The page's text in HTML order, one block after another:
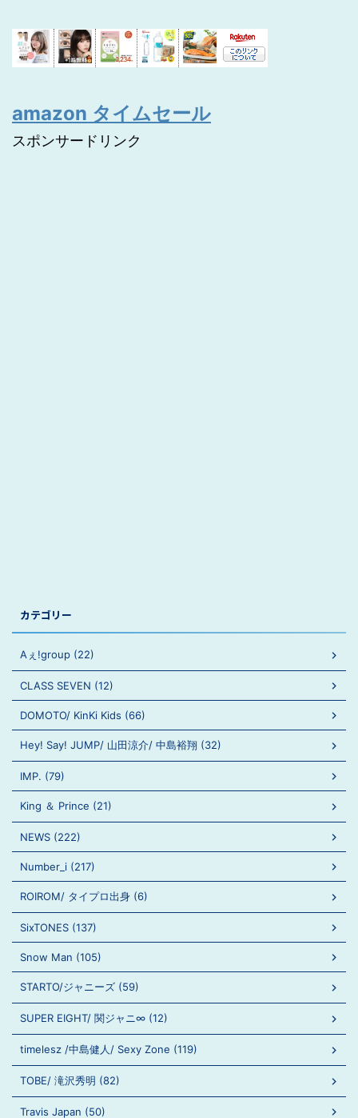
amazon タイムセール
スポンサードリンク
カテゴリー
Aぇ!group (22)
CLASS SEVEN (12)
DOMOTO/ KinKi Kids (66)
Hey! Say! JUMP/ 山田涼介/ 中島裕翔 (32)
IMP. (79)
King ＆ Prince (21)
NEWS (222)
Number_i (217)
ROIROM/ タイプロ出身 (6)
SixTONES (137)
Snow Man (105)
STARTO/ジャニーズ (59)
SUPER EIGHT/ 関ジャニ∞ (12)
timelesz /中島健人/ Sexy Zone (119)
TOBE/ 滝沢秀明 (82)
Travis Japan (50)